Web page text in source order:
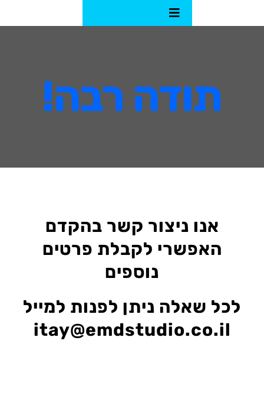
Toggle
תודה רבה!
אנו ניצור קשר בהקדם
האפשרי לקבלת פרטים
נוספים
לכל שאלה ניתן לפנות למייל
itay@emdstudio.co.il